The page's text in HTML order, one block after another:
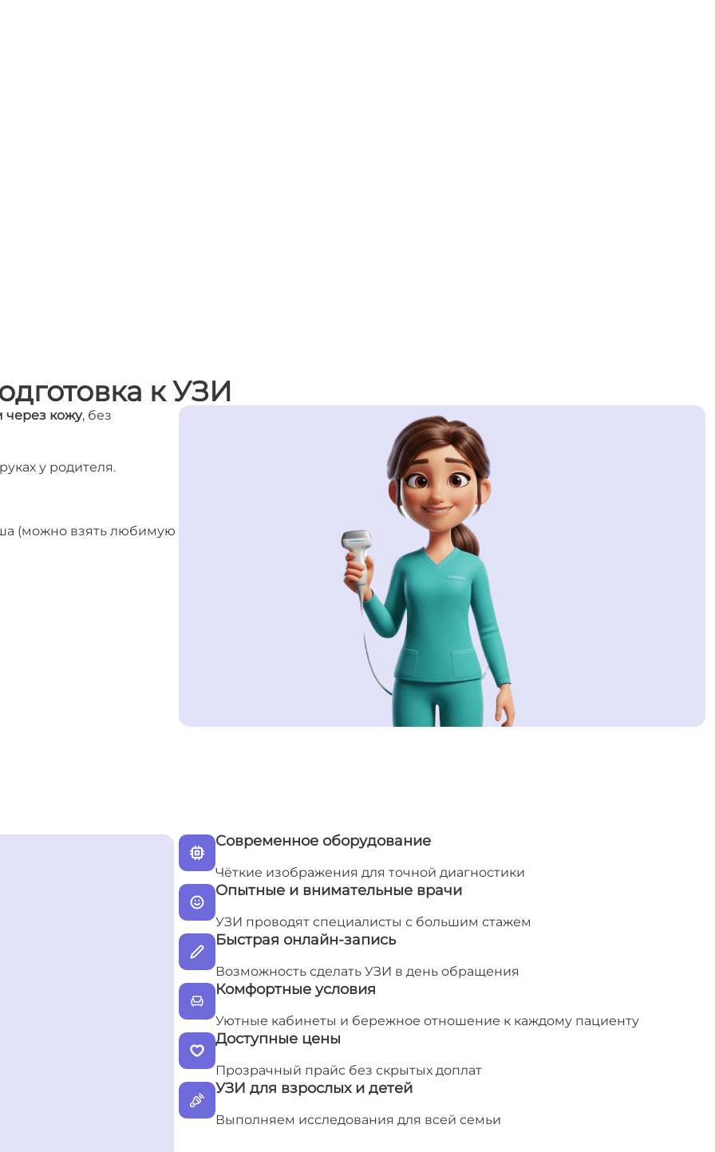
к УЗИ
через кожу, без
у родителя.
(можно взять любимую
Современное оборудование
Чёткие изображения для точной диагностики
Опытные и внимательные врачи
УЗИ проводят специалисты с большим стажем
Быстрая онлайн-запись
Возможность сделать УЗИ в день обращения
Комфортные условия
Уютные кабинеты и бережное отношение к каждому пациенту
Доступные цены
Прозрачный прайс без скрытых доплат
УЗИ для взрослых и детей
Выполняем исследования для всей семьи